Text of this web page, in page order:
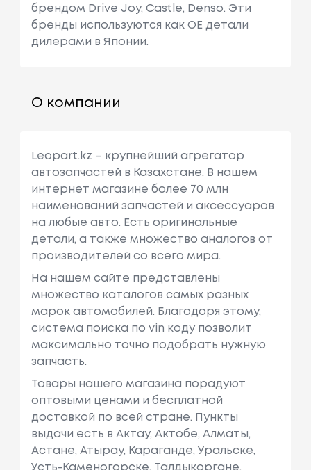
брендом Drive Joy, Castle, Denso. Эти
бренды используются как ОЕ детали
дилерами в Японии.
О компании
Leopart.kz – крупнейший агрегатор
автозапчастей в Казахстане. В нашем
интернет магазине более 70 млн
наименований запчастей и аксессуаров
на любые авто. Есть оригинальные
детали, а также множество аналогов от
производителей со всего мира.
На нашем сайте представлены
множество каталогов самых разных
марок автомобилей. Благодоря этому,
система поиска по vin коду позволит
максимально точно подобрать нужную
запчасть.
Товары нашего магазина порадуют
оптовыми ценами и бесплатной
доставкой по всей стране. Пункты
выдачи есть в Актау, Актобе, Алматы,
Астане, Атырау, Караганде, Уральске,
Усть-Каменогорске, Талдыкоргане,